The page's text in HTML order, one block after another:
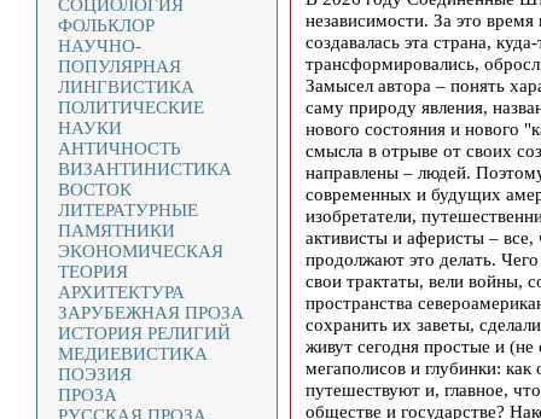
СОЦИОЛОГИЯ
ФОЛЬКЛОР
НАУЧНО-
ПОПУЛЯРНАЯ
ЛИНГВИСТИКА
ПОЛИТИЧЕСКИЕ
НАУКИ
АНТИЧНОСТЬ
ВИЗАНТИНИСТИКА
ВОСТОК
ЛИТЕРАТУРНЫЕ
ПАМЯТНИКИ
ЭКОНОМИЧЕСКАЯ
ТЕОРИЯ
АРХИТЕКТУРА
ЗАРУБЕЖНАЯ ПРОЗА
ИСТОРИЯ РЕЛИГИЙ
МЕДИЕВИСТИКА
ПОЭЗИЯ
ПРОЗА
независимости. За это
создавалась эта страна,
трансформировались,
Замысел автора – понять
саму природу явления,
нового состояния и нового
смысла в отрыве от своих
направлены – людей.
современных и будущих
изобретатели,
активисты и аферисты –
продолжают это делать.
свои трактаты, вели войны,
пространства
сохранить их заветы,
живут сегодня простые и
мегаполисов и глубинки:
путешествуют и, главное,
обществе и государстве?